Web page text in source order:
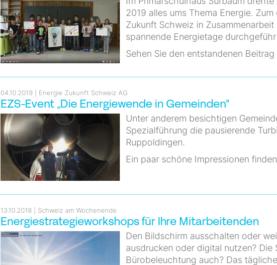
2019 alles ums Thema Energie.
Zukunft Schweiz in
spannende Energietage
Sehen Sie den entstandenen Beitrag
04.10.2019 Energie Zukunft Schweiz AG
EZS-Event „Die Energiewende in Gemeinden"
Unter anderem besichtigen
Spezialführung die pausierende
Ruppoldingen.
Ein paar schöne Impressionen
13.10.2018 Schweiz am Wochenende
Energiestrategieworkshops für Ihre Mitarbeitenden
Den Bildschirm ausschalten oder
ausdrucken oder digital nutzen? Die
Bürobeleuchtung auch? Das